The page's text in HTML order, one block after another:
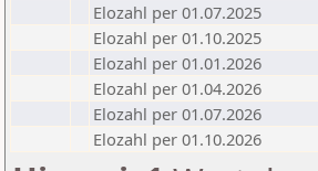
Elozahl per 01.07.2025
Elozahl per 01.10.2025
Elozahl per 01.01.2026
Elozahl per 01.04.2026
Elozahl per 01.07.2026
Elozahl per 01.10.2026